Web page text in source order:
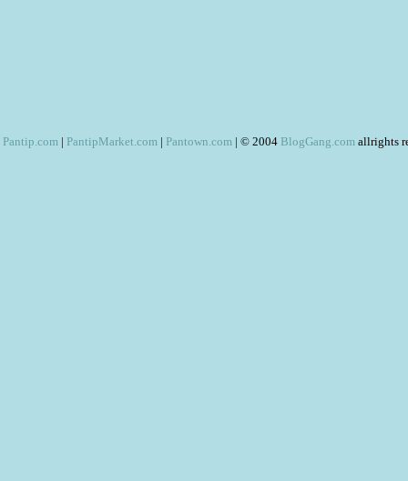
Pantip.com | PantipMarket.com | Pantown.com | © 2004 BlogGang.com allrights